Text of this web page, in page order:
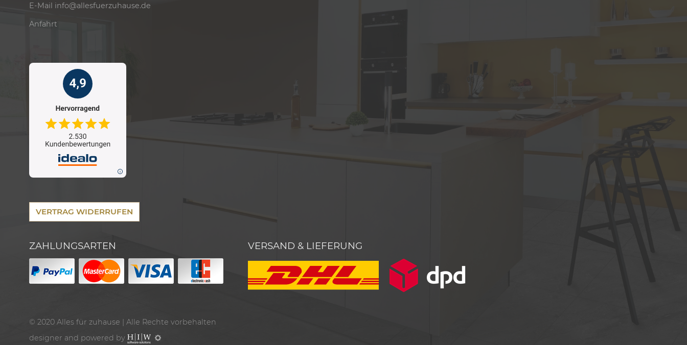
E-Mail info@allesfuerzuhause.de
Anfahrt
VERTRAG WIDERRUFEN
ZAHLUNGSARTEN VERSAND & LIEFERUNG
© 2020 Alles für zuhause | Alle Rechte vorbehalten
designer and powered by